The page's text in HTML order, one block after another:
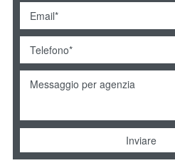
Inviare